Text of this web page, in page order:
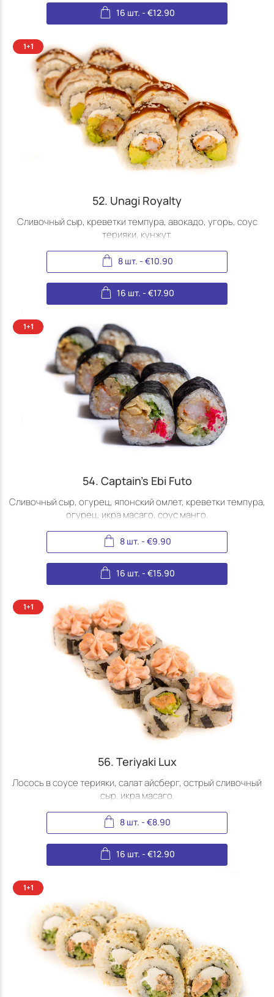
16 шт. - €12.90
52. Unagi Royalty
Сливочный сыр, креветки темпура, авокадо, угорь, соус
терияки, кунжут.
8 шт. - €10.90
16 шт. - €17.90
54. Captain's Ebi Futo
Сливочный сыр, огурец, японский омлет, креветки темпура,
огурец, икра масаго, соус манго.
8 шт. - €9.90
16 шт. - €15.90
56. Teriyaki Lux
Лосось в соусе терияки, салат айсберг, острый сливочный
сыр, икра масаго.
8 шт. - €8.90
16 шт. - €12.90